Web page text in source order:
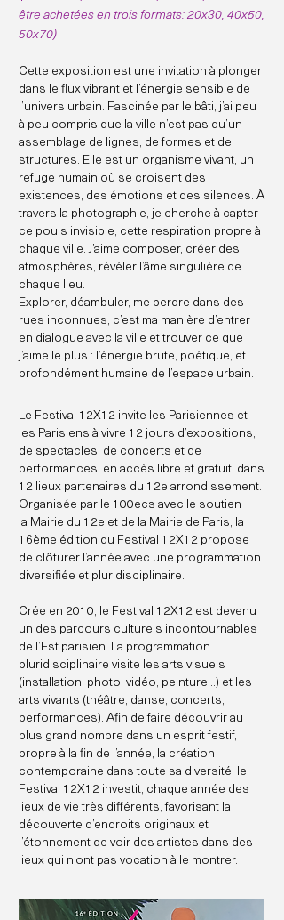
être achetées en trois formats: 20x30, 40x50,
50x70)
Cette exposition est une invitation à plonger
dans le flux vibrant et l’énergie sensible de
l’univers urbain. Fascinée par le bâti, j’ai peu
à peu compris que la ville n’est pas qu’un
assemblage de lignes, de formes et de
structures. Elle est un organisme vivant, un
refuge humain où se croisent des
existences, des émotions et des silences. À
travers la photographie, je cherche à capter
ce pouls invisible, cette respiration propre à
chaque ville. J’aime composer, créer des
atmosphères, révéler l’âme singulière de
chaque lieu.
Explorer, déambuler, me perdre dans des
rues inconnues, c’est ma manière d’entrer
en dialogue avec la ville et trouver ce que
j’aime le plus : l’énergie brute, poétique, et
profondément humaine de l’espace urbain.
Le Festival 12X12 invite les Parisiennes et
les Parisiens à vivre 12 jours d’expositions,
de spectacles, de concerts et de
performances, en accès libre et gratuit, dans
12 lieux partenaires du 12e arrondissement.
Organisée parle 100ecsavec le soutien
la Mairie du 12e et de la Mairie de Paris, la
16ème édition du Festival 12X12 propose
de clôturer l’année avec une programmation
diversifiée et pluridisciplinaire.
Crée en 2010, le Festival 12X12 est devenu
un des parcours culturels incontournables
de l’Est parisien. La programmation
pluridisciplinaire visite les arts visuels
(installation, photo, vidéo, peinture…) et les
arts vivants (théâtre, danse, concerts,
performances). Afin de faire découvrir au
plus grand nombre dans un esprit festif,
propre à la fin de l’année, la création
contemporaine dans toute sa diversité, le
Festival 12X12 investit, chaque année des
lieux de vie très différents, favorisant la
découverte d’endroits originaux et
l’étonnement de voir des artistes dans des
lieux qui n’ont pas vocation à le montrer.